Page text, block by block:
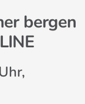
bergen